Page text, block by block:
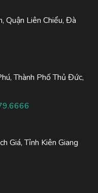
Quận Liên Chiểu, Đà
Thành Phố Thủ Đức,
Giá, Tỉnh Kiên Giang